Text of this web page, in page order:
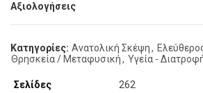
Αξιολογήσεις
Κατηγορίες: Ανατολική Σκέψη,
Θρησκεία / Μεταφυσική, Υγεία -
Σελίδες
262